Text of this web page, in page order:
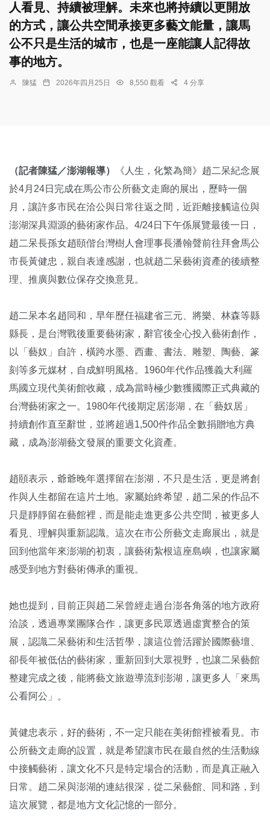
人看見、持續被理解。未來也將持續以更開放
的方式，讓公共空間承接更多藝文能量，讓馬
公不只是生活的城市，也是一座能讓人記得故
事的地方。
陳猛 2026年四月25日 8,550 觀看 4 分享
（記者陳猛／澎湖報導）
《人生，化繁為簡》趙二呆紀念展
於4月24日完成在馬公市公所藝文走廊的展出，歷時一個
月，讓許多市民在洽公與日常往返之間，近距離接觸這位與
澎湖深具淵源的藝術家作品。4/24日下午係展覽最後一日，
趙二呆長孫女趙頤偕台灣樹人會理事長潘翰聲前往拜會馬公
市長黃健忠，親自表達感謝，也就趙二呆藝術資產的後續整
理、推廣與數位保存交換意見。
趙二呆本名趙同和，早年歷任福建省三元、將樂、林森等縣
縣長，是台灣戰後重要藝術家，辭官後全心投入藝術創作，
以「藝奴」自許，橫跨水墨、西畫、書法、雕塑、陶藝、篆
刻等多元媒材，自成鮮明風格。1960年代作品獲義大利羅
馬國立現代美術館收藏，成為當時極少數獲國際正式典藏的
台灣藝術家之一。1980年代後期定居澎湖，在「藝奴居」
持續創作直至辭世，並將超過1,500件作品全數捐贈地方典
藏，成為澎湖藝文發展的重要文化資產。
趙頤表示，爺爺晚年選擇留在澎湖，不只是生活，更是將創
作與人生都留在這片土地。家屬始終希望，趙二呆的作品不
只是靜靜留在藝館裡，而是能走進更多公共空間，被更多人
看見、理解與重新認識。這次在市公所藝文走廊展出，就是
回到他當年來澎湖的初衷，讓藝術紮根這座島嶼，也讓家屬
感受到地方對藝術傳承的重視。
她也提到，目前正與趙二呆曾經走過台澎各角落的地方政府
洽談，透過專業團隊合作，讓更多民眾透過虛實整合的策
展，認識二呆藝術和生活哲學，讓這位曾活躍於國際藝壇、
卻長年被低估的藝術家，重新回到大眾視野，也讓二呆藝館
整建完成之後，能將藝文旅遊導流到澎湖，讓更多人「來馬
公看阿公」。
黃健忠表示，好的藝術，不一定只能在美術館裡被看見。市
公所藝文走廊的設置，就是希望讓市民在最自然的生活動線
中接觸藝術，讓文化不只是特定場合的活動，而是真正融入
日常。趙二呆與澎湖的連結很深，從二呆藝館、同和路，到
這次展覽，都是地方文化記憶的一部分。